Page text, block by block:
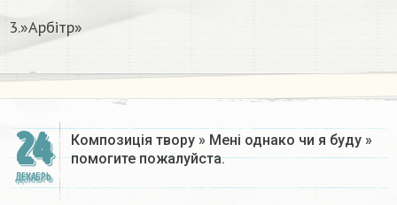
3.»Арбітр»
24
ДЕКАБРЬ
Композиція твору » Мені однако чи я буду »
помогите пожалуйста.​​